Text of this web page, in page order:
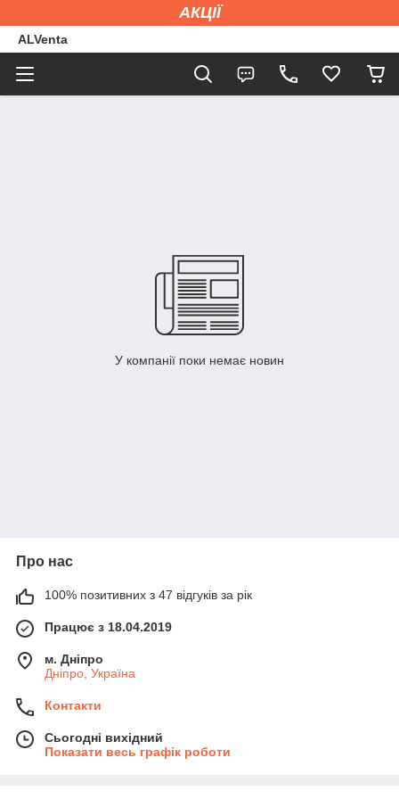
АКЦІЇ
ALVenta
У компанії поки немає новин
Про нас
100% позитивних з 47 відгуків за рік
Працює з 18.04.2019
м. Дніпро
Дніпро, Україна
Контакти
Сьогодні вихідний
Показати весь графік роботи